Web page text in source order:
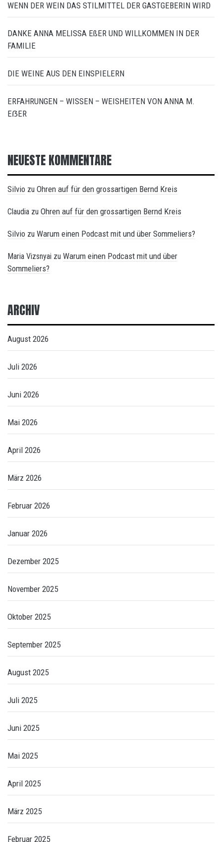
WENN DER WEIN DAS STILMITTEL DER GASTGEBERIN WIRD
DANKE ANNA MELISSA EßER UND WILLKOMMEN IN DER
FAMILIE
DIE WEINE AUS DEN EINSPIELERN
ERFAHRUNGEN – WISSEN – WEISHEITEN VON ANNA M.
EẞER
NEUESTE KOMMENTARE
Silvio zu Ohren auf für den grossartigen Bernd Kreis
Claudia zu Ohren auf für den grossartigen Bernd Kreis
Silvio zu Warum einen Podcast mit und über Sommeliers?
Maria Vizsnyai zu Warum einen Podcast mit und über
Sommeliers?
ARCHIV
August 2026
Juli 2026
Juni 2026
Mai 2026
April 2026
März 2026
Februar 2026
Januar 2026
Dezember 2025
November 2025
Oktober 2025
September 2025
August 2025
Juli 2025
Juni 2025
Mai 2025
April 2025
März 2025
Februar 2025